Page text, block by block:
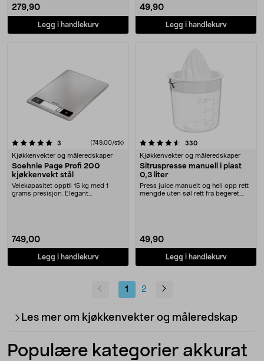
279,90
Legg i handlekurv
49,90
Legg i handlekurv
3 anmeldelser(749,00/stk)
Kjøkkenvekter og måleredskaper
Soehnle Page Profi 200
kjøkkenvekt stål
Veiekapasitet opptil 15 kg med 1
grams presisjon. Elegant
749,00
Legg i handlekurv
4.5 av 5 stjerner 330anmeldelser
Kjøkkenvekter og måleredskaper
Sitruspresse manuell i plast
0,3 liter
Press juice manuelt og hell opp rett
mengde uten søl rett fra begeret.
49,90
Legg i handlekurv
1 2
Les mer om kjøkkenvekter og måleredskap
Populære kategorier akkurat